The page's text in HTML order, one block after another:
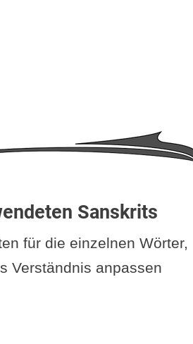
Sanskrits
für die einzelnen Wörter,
Verständnis anpassen